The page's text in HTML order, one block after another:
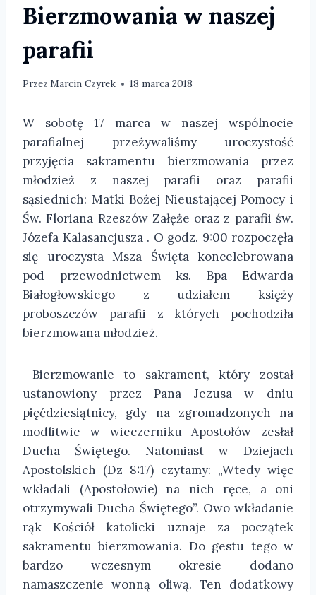
Bierzmowania w naszej
parafii
Przez Marcin Czyrek 18 marca 2018
W sobotę 17 marca w naszej wspólnocie
parafialnej przeżywaliśmy uroczystość
przyjęcia sakramentu bierzmowania przez
młodzież z naszej parafii oraz parafii
sąsiednich: Matki Bożej Nieustającej Pomocy i
Św. Floriana Rzeszów Załęże oraz z parafii św.
Józefa Kalasancjusza . O godz. 9:00 rozpoczęła
się uroczysta Msza Święta koncelebrowana
pod przewodnictwem ks. Bpa Edwarda
Białogłowskiego z udziałem księży
proboszczów parafii z których pochodziła
bierzmowana młodzież.
Bierzmowanie to sakrament, który został
ustanowiony przez Pana Jezusa w dniu
pięćdziesiątnicy, gdy na zgromadzonych na
modlitwie w wieczerniku Apostołów zesłał
Ducha Świętego. Natomiast w Dziejach
Apostolskich (Dz 8:17) czytamy: „Wtedy więc
wkładali (Apostołowie) na nich ręce, a oni
otrzymywali Ducha Świętego”. Owo wkładanie
rąk Kościół katolicki uznaje za początek
sakramentu bierzmowania. Do gestu tego w
bardzo wczesnym okresie dodano
namaszczenie wonną oliwą. Ten dodatkowy